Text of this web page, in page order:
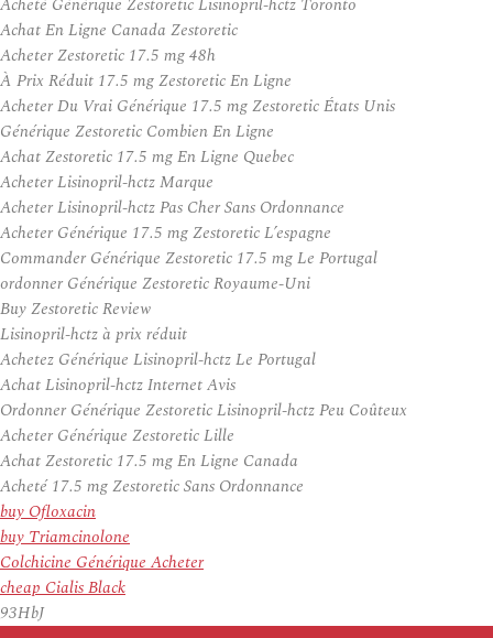
Achat En Ligne Canada Zestoretic
Acheter Zestoretic 17.5 mg 48h
À Prix Réduit 17.5 mg Zestoretic En Ligne
Acheter Du Vrai Générique 17.5 mg Zestoretic États Unis
Générique Zestoretic Combien En Ligne
Achat Zestoretic 17.5 mg En Ligne Quebec
Acheter Lisinopril-hctz Marque
Acheter Lisinopril-hctz Pas Cher Sans Ordonnance
Acheter Générique 17.5 mg Zestoretic L’espagne
Commander Générique Zestoretic 17.5 mg Le Portugal
ordonner Générique Zestoretic Royaume-Uni
Buy Zestoretic Review
Lisinopril-hctz à prix réduit
Achetez Générique Lisinopril-hctz Le Portugal
Achat Lisinopril-hctz Internet Avis
Ordonner Générique Zestoretic Lisinopril-hctz Peu Coûteux
Acheter Générique Zestoretic Lille
Achat Zestoretic 17.5 mg En Ligne Canada
Acheté 17.5 mg Zestoretic Sans Ordonnance
buy Ofloxacin
buy Triamcinolone
Colchicine Générique Acheter
cheap Cialis Black
93HbJ